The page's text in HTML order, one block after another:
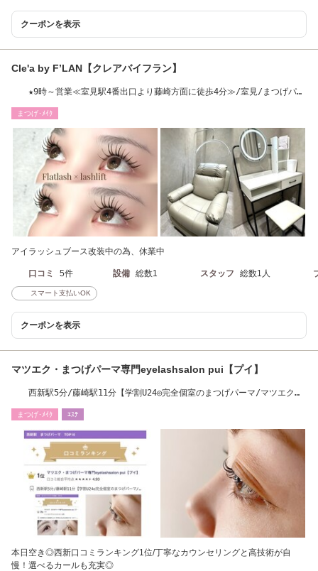
クーポンを表示
Cle'a by F’LAN【クレアバイフラン】
★9時～営業≪室見駅4番出口より藤崎方面に徒歩4分≫/室見/まつげパー
まつげ･ﾒｲｸ
アイラッシュブース改装中の為、休業中
口コミ 5件 設備 総数1 スタッフ 総数1人
スマート支払いOK
クーポンを表示
マツエク・まつげパーマ専門eyelashsalon pui【プイ】
西新駅5分/藤崎駅11分【学割U24◎完全個室のまつげパーマ/マツエク専
まつげ･ﾒｲｸ ｴｽﾃ
本日空き◎西新口コミランキング1位/丁寧なカウンセリングと高技術が自
慢！選べるカールも充実◎